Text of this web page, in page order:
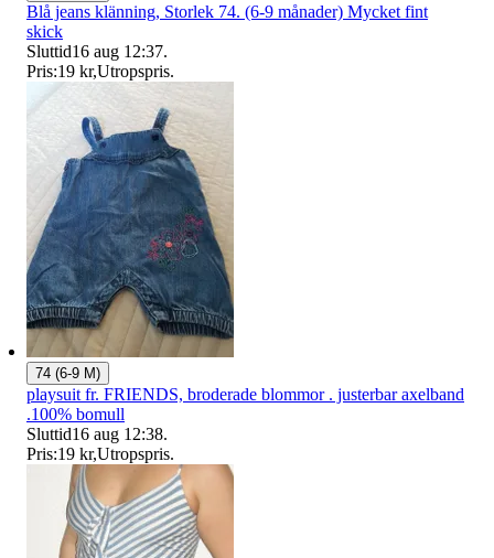
Blå jeans klänning, Storlek 74. (6-9 månader) Mycket fint
skick
Sluttid16 aug 12:37.
Pris:19 kr,Utropspris.
74 (6-9 M)
playsuit fr. FRIENDS, broderade blommor . justerbar axelband
.100% bomull
Sluttid16 aug 12:38.
Pris:19 kr,Utropspris.